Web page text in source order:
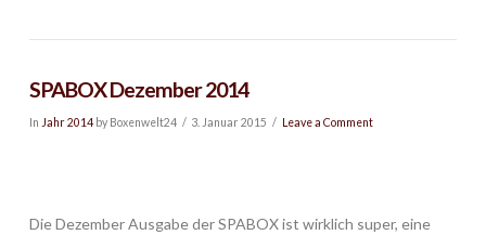
SPABOX Dezember 2014
In Jahr 2014by Boxenwelt24 3. Januar 2015 Leave a Comment
Die Dezember Ausgabe der SPABOX ist wirklich super, eine